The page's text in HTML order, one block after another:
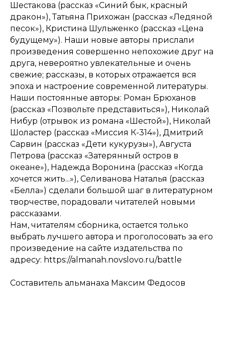
Шестакова (рассказ «Синий бык, красный
дракон»), Татьяна Прихожан (рассказ «Ледяной
песок»), Кристина Шульженко (рассказ «Цена
будущему»). Наши новые авторы прислали
произведения совершенно непохожие друг на
друга, невероятно увлекательные и очень
свежие; рассказы, в которых отражается вся
эпоха и настроение современной литературы.
Наши постоянные авторы: Роман Брюханов
(рассказ «Позвольте представиться»), Николай
Нибур (отрывок из романа «Шестой»), Николай
Шоластер (рассказ «Миссия К-314»), Дмитрий
Сарвин (рассказ «Дети кукурузы»), Августа
Петрова (рассказ «Затерянный остров в
океане»), Надежда Воронина (рассказ «Когда
хочется жить...»), Селиванова Наталья (рассказ
«Белла») сделали большой шаг в литературном
творчестве, порадовали читателей новыми
рассказами.
Нам, читателям сборника, остается только
выбрать лучшего автора и проголосовать за его
произведение на сайте издательства по
адресу: https://almanah.novslovo.ru/battle
Составитель альманаха Максим Федосов